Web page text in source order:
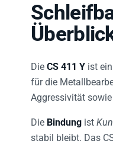
Die CS 411 Y ist ein
für die
Aggressivität
Die Bindung ist
stabil bleibt. Das